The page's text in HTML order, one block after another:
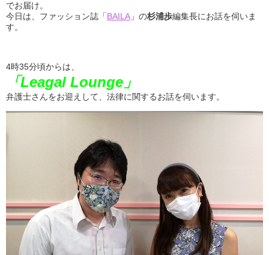
でお届け。
今日は、ファッション誌「BAILA 」の杉浦歩編集長にお話を伺いま
す。
4時35分頃からは、
「Leagal Lounge」
弁護士さんをお迎えして、法律に関するお話を伺います。